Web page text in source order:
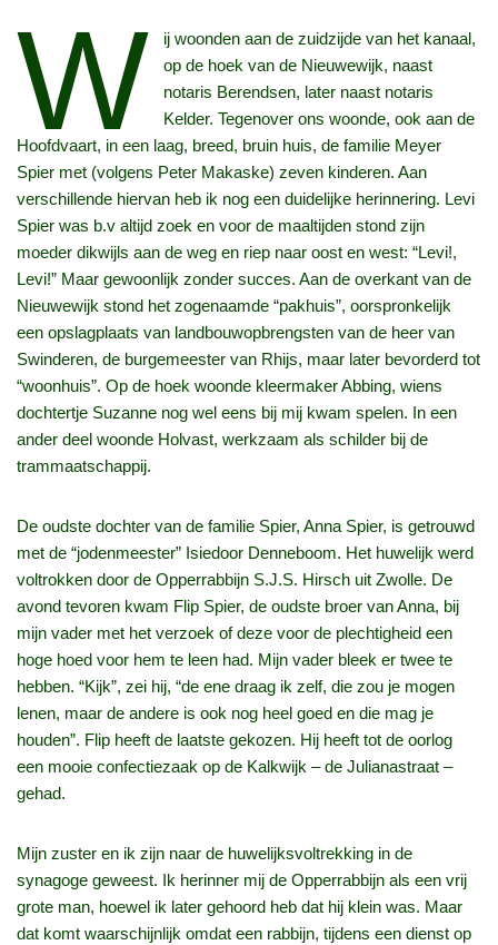
W
ij woonden aan de zuidzijde van het kanaal,
op de hoek van de Nieuwewijk, naast
notaris Berendsen, later naast notaris
Kelder. Tegenover ons woonde, ook aan de
Hoofdvaart, in een laag, breed, bruin huis, de familie Meyer
Spier met (volgens Peter Makaske) zeven kinderen. Aan
verschillende hiervan heb ik nog een duidelijke herinnering. Levi
Spier was b.v altijd zoek en voor de maaltijden stond zijn
moeder dikwijls aan de weg en riep naar oost en west: “Levi!,
Levi!” Maar gewoonlijk zonder succes. Aan de overkant van de
Nieuwewijk stond het zogenaamde “pakhuis”, oorspronkelijk
een opslagplaats van landbouwopbrengsten van de heer van
Swinderen, de burgemeester van Rhijs, maar later bevorderd tot
“woonhuis”. Op de hoek woonde kleermaker Abbing, wiens
dochtertje Suzanne nog wel eens bij mij kwam spelen. In een
ander deel woonde Holvast, werkzaam als schilder bij de
trammaatschappij.
De oudste dochter van de familie Spier, Anna Spier, is getrouwd
met de “jodenmeester” Isiedoor Denneboom. Het huwelijk werd
voltrokken door de Opperrabbijn S.J.S. Hirsch uit Zwolle. De
avond tevoren kwam Flip Spier, de oudste broer van Anna, bij
mijn vader met het verzoek of deze voor de plechtigheid een
hoge hoed voor hem te leen had. Mijn vader bleek er twee te
hebben. “Kijk”, zei hij, “de ene draag ik zelf, die zou je mogen
lenen, maar de andere is ook nog heel goed en die mag je
houden”. Flip heeft de laatste gekozen. Hij heeft tot de oorlog
een mooie confectiezaak op de Kalkwijk – de Julianastraat –
gehad.
Mijn zuster en ik zijn naar de huwelijksvoltrekking in de
synagoge geweest. Ik herinner mij de Opperrabbijn als een vrij
grote man, hoewel ik later gehoord heb dat hij klein was. Maar
dat komt waarschijnlijk omdat een rabbijn, tijdens een dienst op